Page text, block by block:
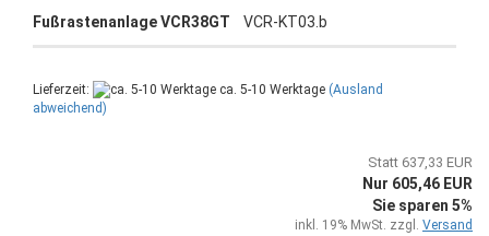
Fußrastenanlage VCR38GT VCR-KT03.b
Lieferzeit: ca. 5-10 Werktage (Ausland
abweichend)
Statt 637,33 EUR
Nur 605,46 EUR
Sie sparen 5%
inkl. 19% MwSt. zzgl. Versand